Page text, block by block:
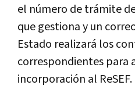
el número de trámite
que gestiona y un
Estado realizará los
correspondientes para
incorporación al ReSEF.